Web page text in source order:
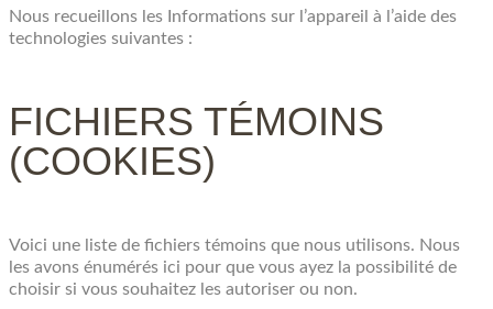
Nous recueillons les Informations sur l’appareil à l’aide des
technologies suivantes :
FICHIERS TÉMOINS
(COOKIES)
Voici une liste de fichiers témoins que nous utilisons. Nous
les avons énumérés ici pour que vous ayez la possibilité de
choisir si vous souhaitez les autoriser ou non.